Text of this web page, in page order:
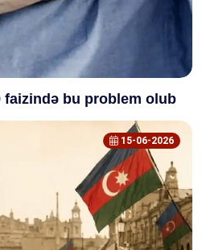
bu problem olub
15-06-2026